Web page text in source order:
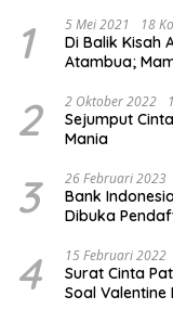
1 5 Mei 2021 18
Di Balik Kisah
Atambua;
2 2 Oktober 2022
Sejumput
Mania
3 26 Februari 2023
Bank
Dibuka
4 15 Februari 2022
Surat Cinta
Soal Valentine